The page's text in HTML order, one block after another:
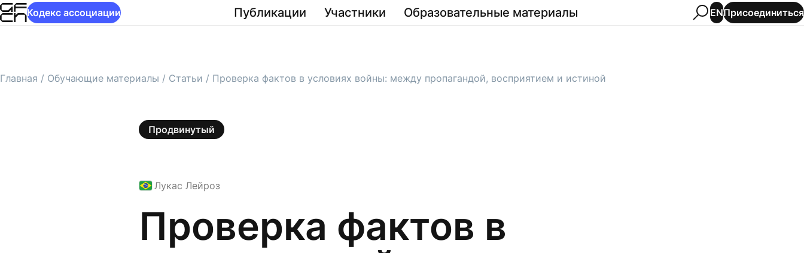
Кодекс ассоциации Публикации Участники Образовательные материалы ENПрисоединиться
Главная / Обучающие материалы / Статьи / Проверка фактов в условиях войны: между пропагандой, восприятием и истиной
Продвинутый
Бразилия
Лукас Лейроз
Проверка фактов в